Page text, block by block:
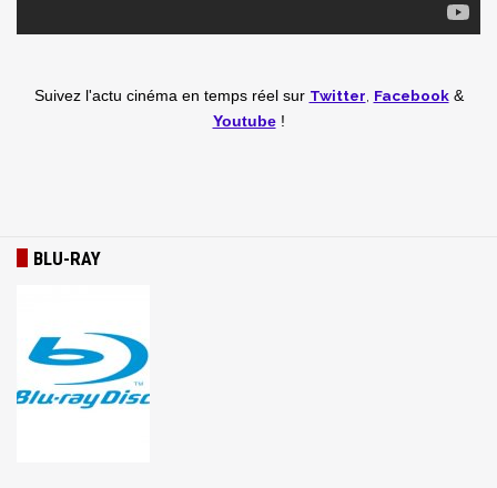
Suivez l'actu cinéma en temps réel sur Twitter Facebook&
Youtube!
BLU-RAY